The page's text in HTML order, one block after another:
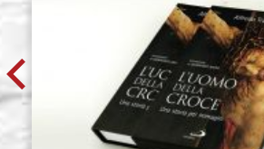
Pinceau Stradivarius Rond Pointe
Fine serie 8344 n.2 Raphael
€ 7,20
Pinceau Stradivarius Rond Pointe
Fine serie 8344 n.3 Raphael